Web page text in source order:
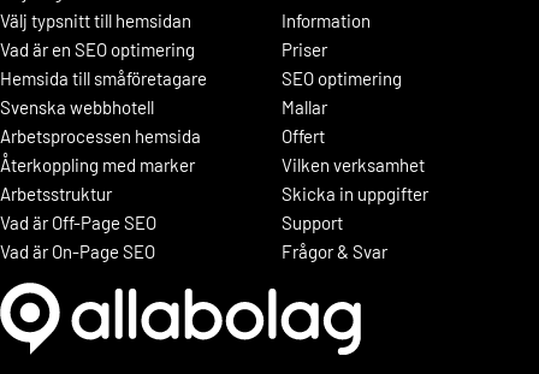
Välj typsnitt till hemsidan
Vad är en SEO optimering
Hemsida till småföretagare
Svenska webbhotell
Arbetsprocessen hemsida
Återkoppling med marker
Arbetsstruktur
Vad är Off-Page SEO
Vad är On-Page SEO
Information
Priser
SEO optimering
Mallar
Offert
Vilken verksamhet
Skicka in uppgifter
Support
Frågor & Svar